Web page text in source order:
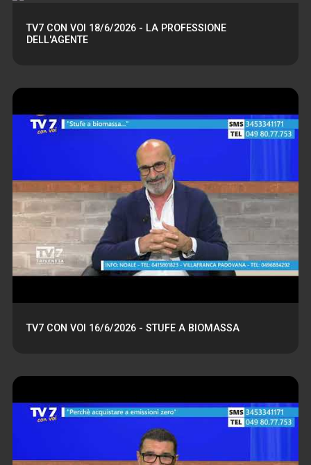
TV7 CON VOI 18/6/2026 - LA PROFESSIONE
DELL'AGENTE
TV7 CON VOI 16/6/2026 - STUFE A BIOMASSA